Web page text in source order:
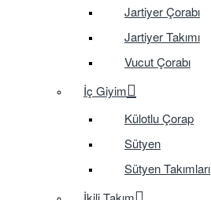
Jartiyer Çorabı
Jartiyer Takımı
Vucut Çorabı
İç Giyim
Külotlu Çorap
Sütyen
Sütyen Takımları